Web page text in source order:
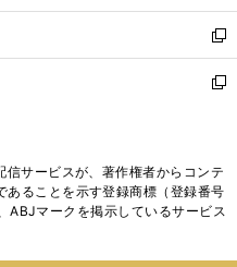
開
く
ウ
で
開
く
ン
ド
ウ
で
ウ
ィ
ン
ド
く
新
し
い
ド
ウ
で
新
ィ
ン
サービスが、著作権者からコンテ
あることを示す登録商標（登録番号
マークを掲示しているサービス